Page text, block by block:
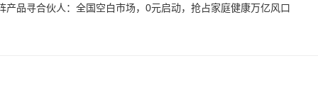
产品寻合伙人：全国空白市场，0元启动，抢占家庭健康万亿风口